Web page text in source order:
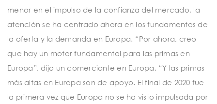
menor en el impulso de la confianza del mercado, la
atención se ha centrado ahora en los fundamentos de
la oferta y la demanda en Europa. “Por ahora, creo
que hay un motor fundamental para las primas en
Europa”, dijo un comerciante en Europa. “Y las primas
más altas en Europa son de apoyo. El final de 2020 fue
la primera vez que Europa no se ha visto impulsada por